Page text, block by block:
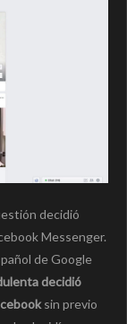
decidió
Messenger.
de Google
decidió
sin previo